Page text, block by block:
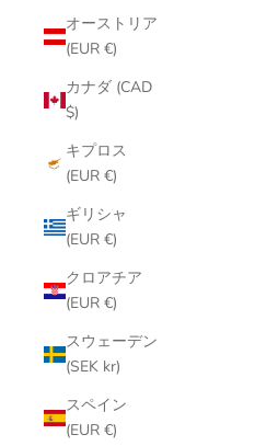
オーストリア
(EUR €)
カナダ (CAD
$)
キプロス
(EUR €)
ギリシャ
(EUR €)
クロアチア
(EUR €)
スウェーデン
(SEK kr)
スペイン
(EUR €)